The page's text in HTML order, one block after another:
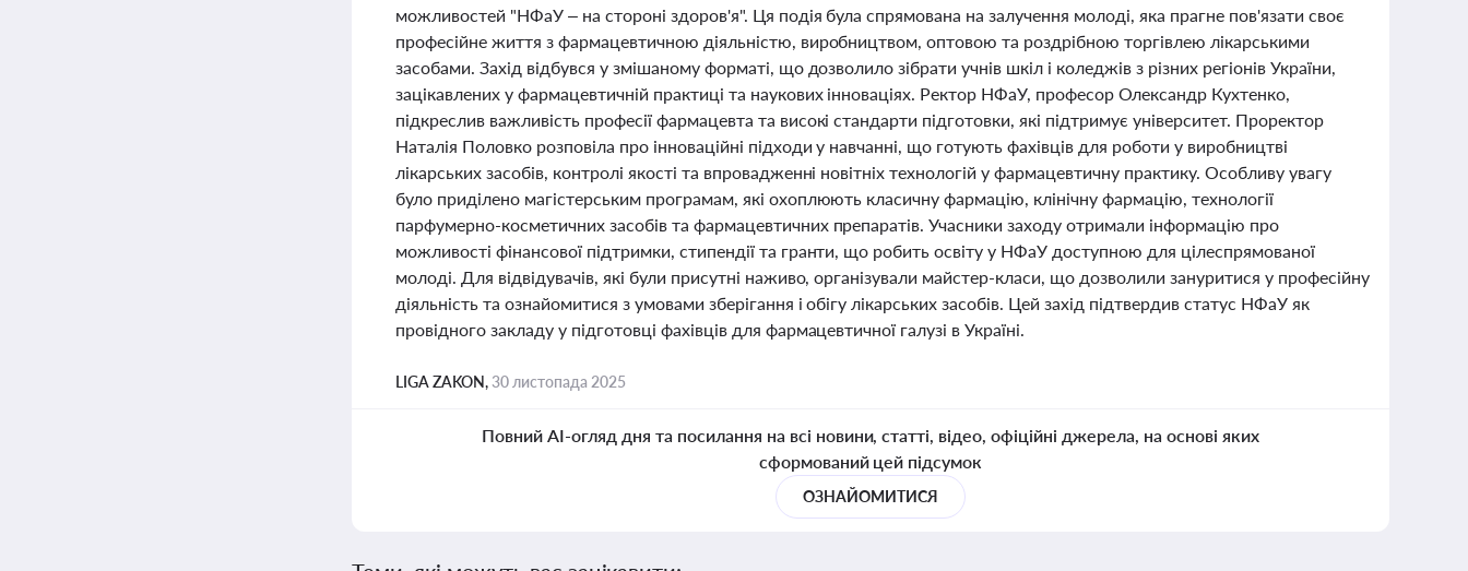
можливостей "НФаУ – на стороні здоров'я". Ця подія була спрямована на залучення молоді, яка прагне пов'язати своє
професійне життя з фармацевтичною діяльністю, виробництвом, оптовою та роздрібною торгівлею лікарськими
засобами. Захід відбувся у змішаному форматі, що дозволило зібрати учнів шкіл і коледжів з різних регіонів України,
зацікавлених у фармацевтичній практиці та наукових інноваціях. Ректор НФаУ, професор Олександр Кухтенко,
підкреслив важливість професії фармацевта та високі стандарти підготовки, які підтримує університет. Проректор
Наталія Половко розповіла про інноваційні підходи у навчанні, що готують фахівців для роботи у виробництві
лікарських засобів, контролі якості та впровадженні новітніх технологій у фармацевтичну практику. Особливу увагу
було приділено магістерським програмам, які охоплюють класичну фармацію, клінічну фармацію, технології
парфумерно-косметичних засобів та фармацевтичних препаратів. Учасники заходу отримали інформацію про
можливості фінансової підтримки, стипендії та гранти, що робить освіту у НФаУ доступною для цілеспрямованої
молоді. Для відвідувачів, які були присутні наживо, організували майстер-класи, що дозволили зануритися у професійну
діяльність та ознайомитися з умовами зберігання і обігу лікарських засобів. Цей захід підтвердив статус НФаУ як
провідного закладу у підготовці фахівців для фармацевтичної галузі в Україні.
LIGA ZAKON,30 листопада 2025
Повний AI-огляд дня та посилання на всі новини, статті, відео, офіційні джерела, на основі яких
сформований цей підсумок
ОЗНАЙОМИТИСЯ